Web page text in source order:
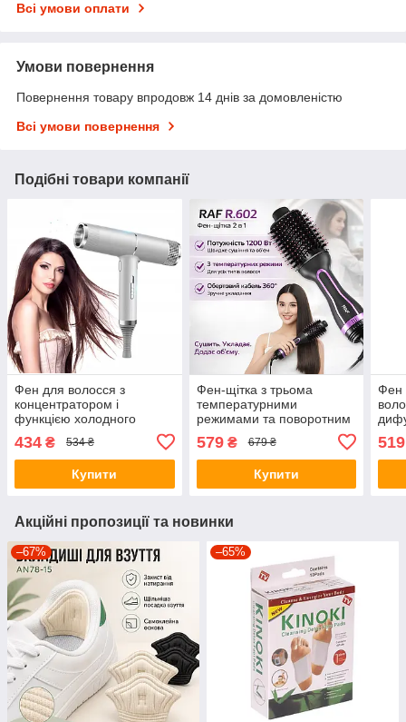
Всі умови оплати
Умови повернення
Повернення товару впродовж 14 днів за домовленістю
Всі умови повернення
Подібні товари компанії
Фен для волосся з
концентратором і
функцією холодного
Hairdryer XL1248
434 ₴ 534 ₴
Купити
Фен-щітка з трьома
температурними
режимами та поворотним
кабелем 360° RAF R.602
1200W
579₴ 679 ₴
Купити
Фен
519
Акційні пропозиції та новинки
–67% –65%